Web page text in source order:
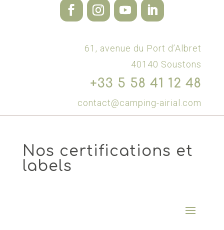
61, avenue du Port d’Albret
40140 Soustons
+33 5 58 41 12 48
contact@camping-airial.com
Nos certifications et
labels